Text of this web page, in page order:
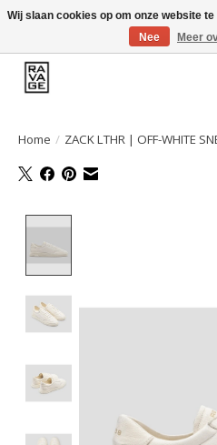
EEN GROOT ASSORTIMENT VAN TOP
Home / ZACK LTHR | OFF-WHITE
Wij slaan cookies op om onze website
Nee
Meer